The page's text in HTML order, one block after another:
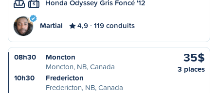
S Honda Odyssey Gris Foncé '12
Martial 4,9 119 conduits
08h30
Moncton
Moncton, NB, Canada
10h30
Fredericton
Fredericton, NB, Canada
35$
3 places